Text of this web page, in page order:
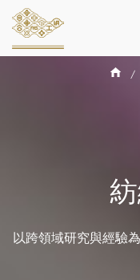
以跨領域研究與經驗